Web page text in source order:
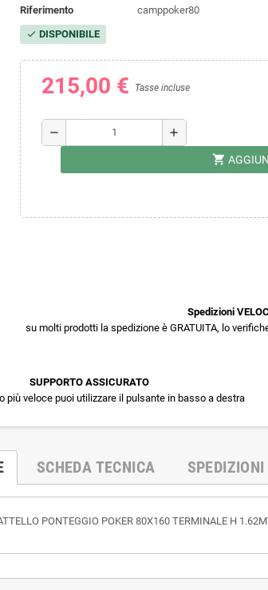
Riferimento
camppoker80
check DISPONIBILE
215,00 € Tasse incluse
remove add
shopping_cart
Spedizioni
su molti prodotti la spedizione è GRATUITA, lo
SUPPORTO ASSICURATO
più veloce puoi utilizzare il pulsante in basso a destra
SCHEDA TECNICA SPEDIZIONI
PONTEGGIO POKER 80X160 TERMINALE H